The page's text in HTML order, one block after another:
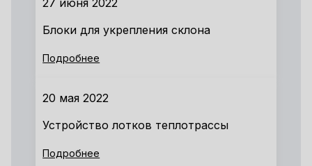
27 июня 2022
Блоки для укрепления склона
Подробнее
20 мая 2022
Устройство лотков теплотрассы
Подробнее